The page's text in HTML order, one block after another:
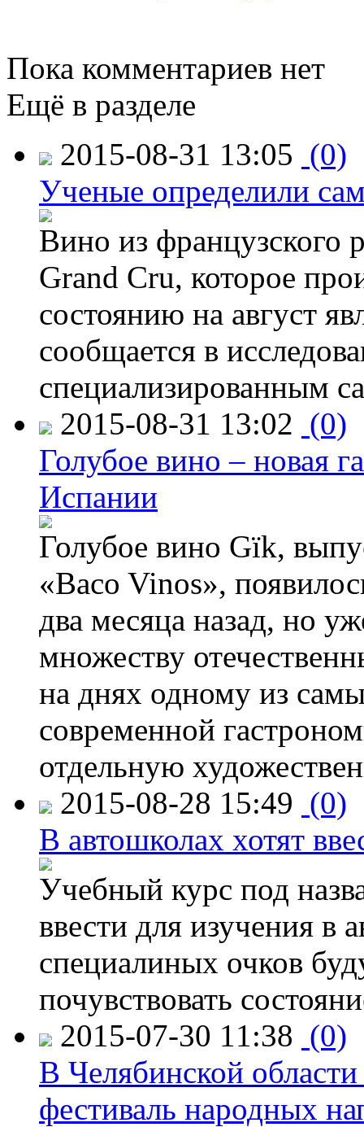
Пока комментариев нет
Ещё в разделе
2015-08-31 13:05 (0)
Ученые определили
Вино из французского
Grand Cru, которое
состоянию на август
сообщается в
специализированным
2015-08-31 13:02 (0)
Голубое вино – новая
Испании
Голубое вино Gïk,
«Baco Vinos»,
два месяца назад, но
множеству
на днях одному из
современной
отдельную
2015-08-28 15:49 (0)
В автошколах хотят
Учебный курс под
ввести для изучения
специалиных очков
почувствовать
2015-07-30 11:38 (0)
В Челябинской
фестиваль народных